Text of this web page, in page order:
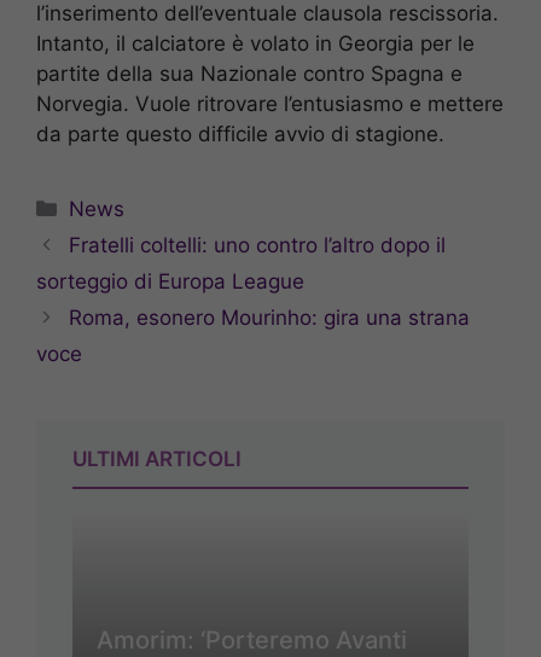
l’inserimento dell’eventuale clausola rescissoria.
Intanto, il calciatore è volato in Georgia per le
partite della sua Nazionale contro Spagna e
Norvegia. Vuole ritrovare l’entusiasmo e mettere
da parte questo difficile avvio di stagione.
Categorie
News
Fratelli coltelli: uno contro l’altro dopo il
sorteggio di Europa League
Roma, esonero Mourinho: gira una strana
voce
ULTIMI ARTICOLI
Amorim: ‘Porteremo Avanti